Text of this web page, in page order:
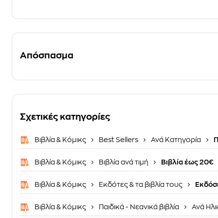
Απόσπασμα
Σχετικές κατηγορίες
Βιβλία & Κόμικς Best Sellers Ανά Κατηγορία
Βιβλία & Κόμικς Βιβλία ανά τιμή Βιβλία έως 20€
Βιβλία & Κόμικς Εκδότες & τα βιβλία τους
Βιβλία & Κόμικς Παιδικά - Νεανικά βιβλία Ανά